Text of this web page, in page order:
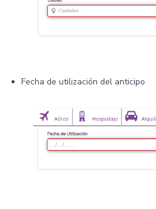
Fecha de utilización del anticipo